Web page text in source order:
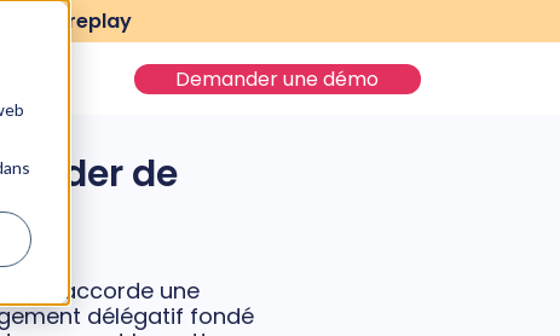
voir le replay
Demander une démo
de
leur accorde une
délégatif fondé